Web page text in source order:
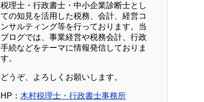
税理士・行政書士・中小企業診断士とし
ての知見を活用した税務、会計、経営コ
ンサルティング等を行っております。当
ブログでは、事業経営や税務会計、行政
手続などをテーマに情報発信しておりま
す。
どうぞ、よろしくお願いします。
HP： 木村税理士・行政書士事務所